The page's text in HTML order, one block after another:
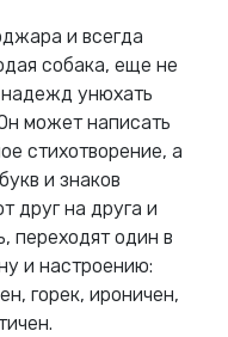
и всегда
собака, еще не
унюхать
может написать
стихотворение, а
и знаков
друг на друга и
переходят один в
и настроению:
горек, ироничен,